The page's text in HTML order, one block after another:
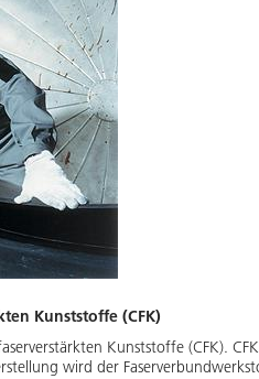
Kunststoffe (CFK)
Kunststoffe (CFK).
wird der